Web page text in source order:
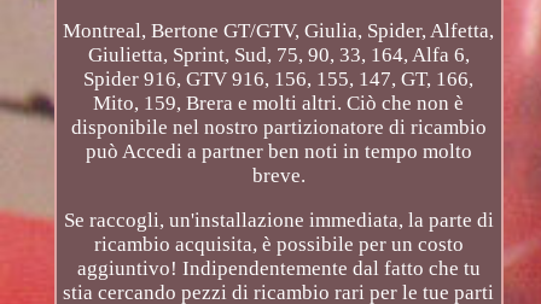
Montreal, Bertone GT/GTV, Giulia, Spider, Alfetta,
Giulietta, Sprint, Sud, 75, 90, 33, 164, Alfa 6,
Spider 916, GTV 916, 156, 155, 147, GT, 166,
Mito, 159, Brera e molti altri. Ciò che non è
disponibile nel nostro partizionatore di ricambio
può Accedi a partner ben noti in tempo molto
breve.
Se raccogli, un'installazione immediata, la parte di
ricambio acquisita, è possibile per un costo
aggiuntivo! Indipendentemente dal fatto che tu
stia cercando pezzi di ricambio rari per le tue parti